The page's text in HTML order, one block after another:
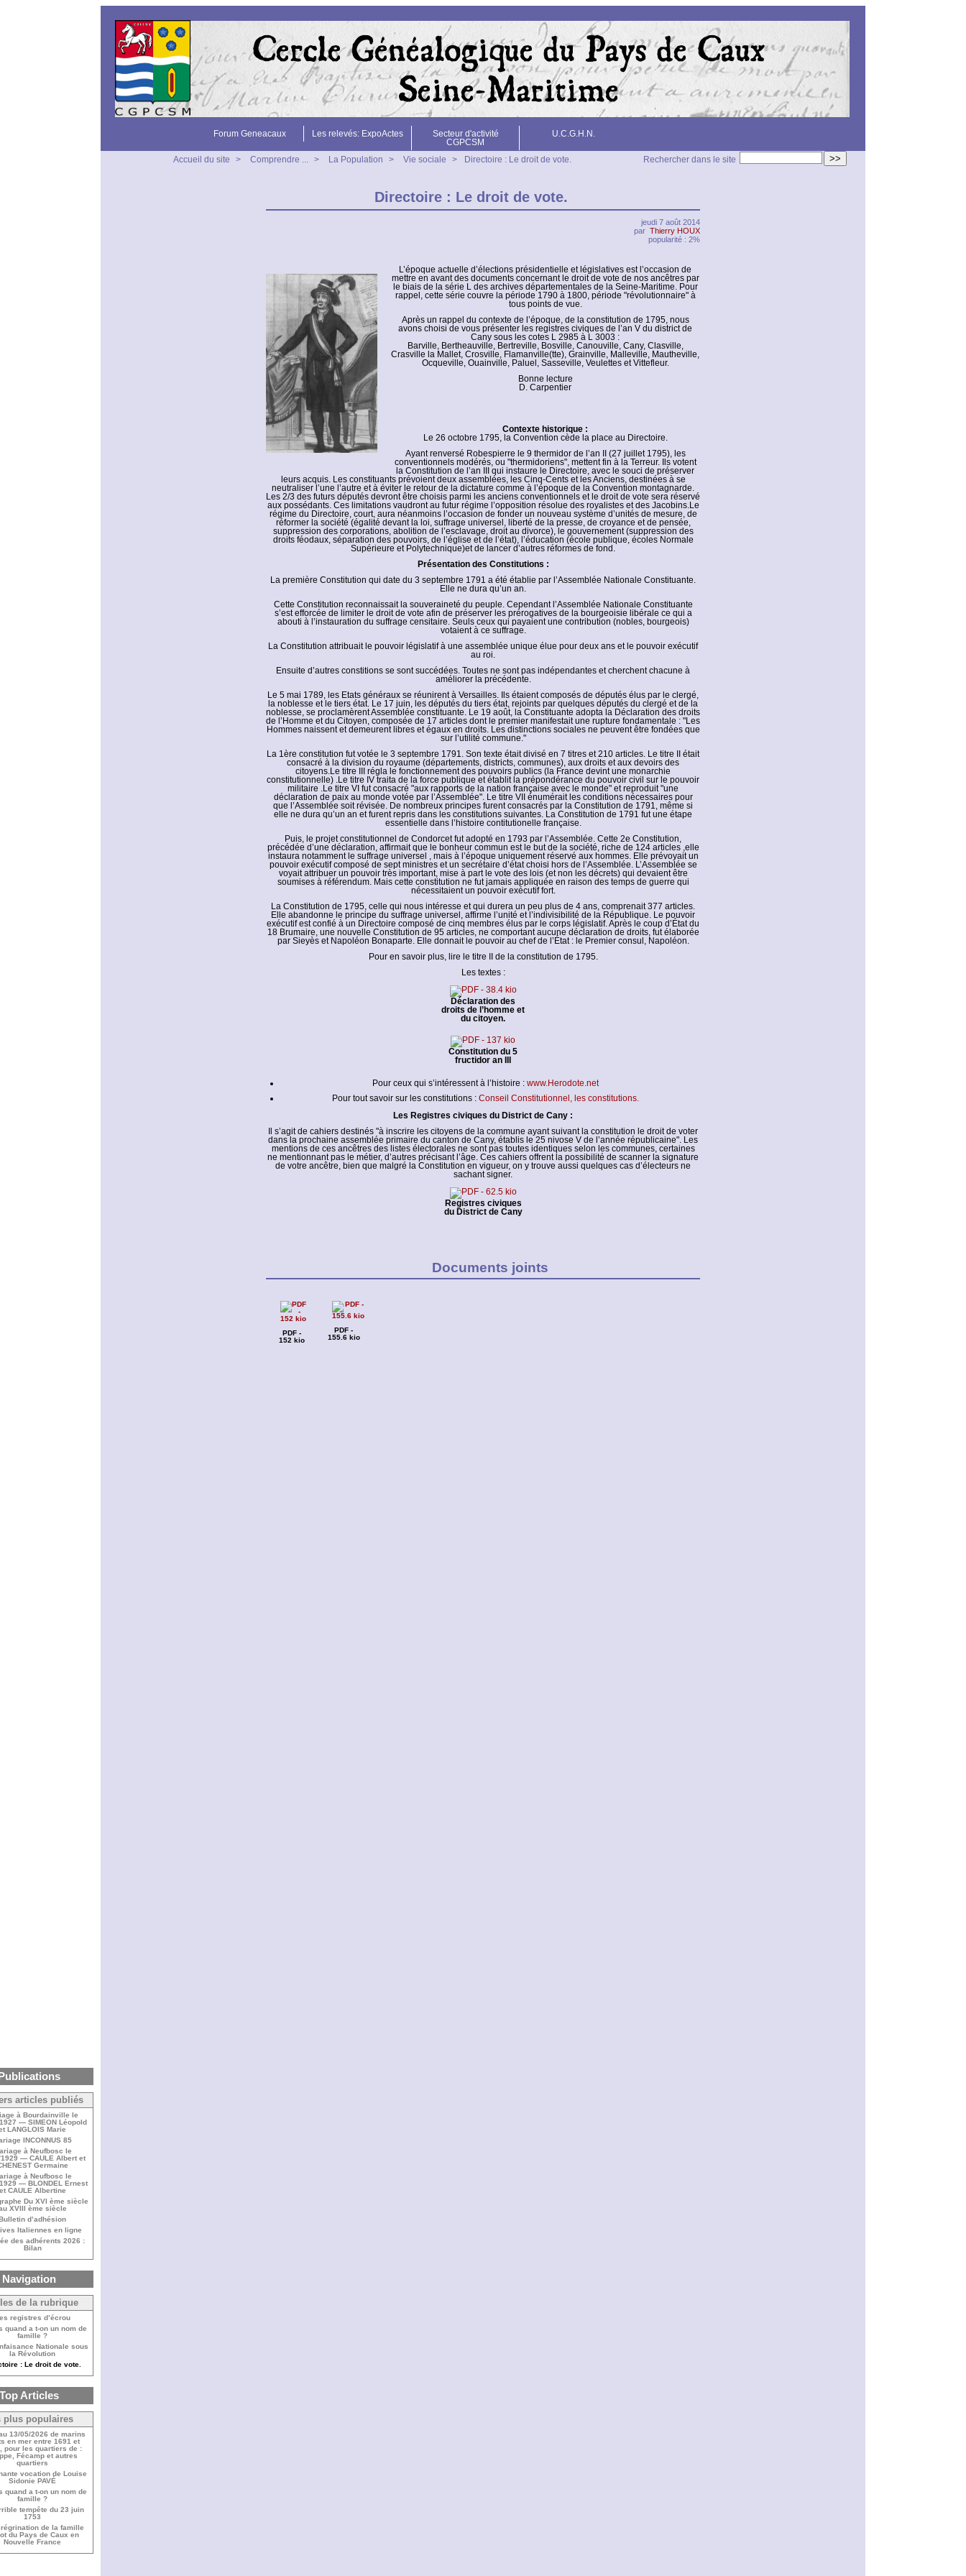
Forum Geneacaux Les relevés: ExpoActes
Secteur d'activité
CGPCSM
U.C.G.H.N.
>>
Rechercher dans le site
Accueil du site > Comprendre ... > La Population > Vie sociale > Directoire : Le droit de vote.
Directoire : Le droit de vote.
jeudi 7 août 2014
par Thierry HOUX
popularité : 2%
L’époque actuelle d’élections présidentielle et législatives est l’occasion de
mettre en avant des documents concernant le droit de vote de nos ancêtres par
le biais de la série L des archives départementales de la Seine-Maritime. Pour
rappel, cette série couvre la période 1790 à 1800, période "révolutionnaire" à
tous points de vue.
Après un rappel du contexte de l’époque, de la constitution de 1795, nous
avons choisi de vous présenter les registres civiques de l’an V du district de
Cany sous les cotes L 2985 à L 3003 :
Barville, Bertheauville, Bertreville, Bosville, Canouville, Cany, Clasville,
Crasville la Mallet, Crosville, Flamanville(tte), Grainville, Malleville, Mautheville,
Ocqueville, Ouainville, Paluel, Sasseville, Veulettes et Vittefleur.
Bonne lecture
D. Carpentier
Contexte historique :
Le 26 octobre 1795, la Convention cède la place au Directoire.
Ayant renversé Robespierre le 9 thermidor de l’an II (27 juillet 1795), les
conventionnels modérés, ou "thermidoriens", mettent fin à la Terreur. Ils votent
la Constitution de l’an III qui instaure le Directoire, avec le souci de préserver
leurs acquis. Les constituants prévoient deux assemblées, les Cinq-Cents et les Anciens, destinées à se
neutraliser l’une l’autre et à éviter le retour de la dictature comme à l’époque de la Convention montagnarde.
Les 2/3 des futurs députés devront être choisis parmi les anciens conventionnels et le droit de vote sera réservé
aux possédants. Ces limitations vaudront au futur régime l’opposition résolue des royalistes et des Jacobins.Le
régime du Directoire, court, aura néanmoins l’occasion de fonder un nouveau système d’unités de mesure, de
réformer la société (égalité devant la loi, suffrage universel, liberté de la presse, de croyance et de pensée,
suppression des corporations, abolition de l’esclavage, droit au divorce), le gouvernement (suppression des
droits féodaux, séparation des pouvoirs, de l’église et de l’état), l’éducation (école publique, écoles Normale
Supérieure et Polytechnique)et de lancer d’autres réformes de fond.
Présentation des Constitutions :
La première Constitution qui date du 3 septembre 1791 a été établie par l’Assemblée Nationale Constituante.
Elle ne dura qu’un an.
Cette Constitution reconnaissait la souveraineté du peuple. Cependant l’Assemblée Nationale Constituante
s’est efforcée de limiter le droit de vote afin de préserver les prérogatives de la bourgeoisie libérale ce qui a
abouti à l’instauration du suffrage censitaire. Seuls ceux qui payaient une contribution (nobles, bourgeois)
votaient à ce suffrage.
La Constitution attribuait le pouvoir législatif à une assemblée unique élue pour deux ans et le pouvoir exécutif
au roi.
Ensuite d’autres constitions se sont succédées. Toutes ne sont pas indépendantes et cherchent chacune à
améliorer la précédente.
Le 5 mai 1789, les Etats généraux se réunirent à Versailles. Ils étaient composés de députés élus par le clergé,
la noblesse et le tiers état. Le 17 juin, les députés du tiers état, rejoints par quelques députés du clergé et de la
noblesse, se proclamèrent Assemblée constituante. Le 19 août, la Constituante adopta la Déclaration des droits
de l’Homme et du Citoyen, composée de 17 articles dont le premier manifestait une rupture fondamentale : "Les
Hommes naissent et demeurent libres et égaux en droits. Les distinctions sociales ne peuvent être fondées que
sur l’utilité commune."
La 1ère constitution fut votée le 3 septembre 1791. Son texte était divisé en 7 titres et 210 articles. Le titre II était
consacré à la division du royaume (départements, districts, communes), aux droits et aux devoirs des
citoyens.Le titre III régla le fonctionnement des pouvoirs publics (la France devint une monarchie
constitutionnelle) .Le titre IV traita de la force publique et établit la prépondérance du pouvoir civil sur le pouvoir
militaire .Le titre VI fut consacré "aux rapports de la nation française avec le monde" et reproduit "une
déclaration de paix au monde votée par l’Assemblée". Le titre VII énumérait les conditions nécessaires pour
que l’Assemblée soit révisée. De nombreux principes furent consacrés par la Constitution de 1791, même si
elle ne dura qu’un an et furent repris dans les constitutions suivantes. La Constitution de 1791 fut une étape
essentielle dans l’histoire contitutionelle française.
Puis, le projet constitutionnel de Condorcet fut adopté en 1793 par l’Assemblée. Cette 2e Constitution,
précédée d’une déclaration, affirmait que le bonheur commun est le but de la société, riche de 124 articles ,elle
instaura notamment le suffrage universel , mais à l’époque uniquement réservé aux hommes. Elle prévoyait un
pouvoir exécutif composé de sept ministres et un secrétaire d’état choisi hors de l’Assemblée. L’Assemblée se
voyait attribuer un pouvoir très important, mise à part le vote des lois (et non les décrets) qui devaient être
soumises à référendum. Mais cette constitution ne fut jamais appliquée en raison des temps de guerre qui
nécessitaient un pouvoir exécutif fort.
La Constitution de 1795, celle qui nous intéresse et qui durera un peu plus de 4 ans, comprenait 377 articles.
Elle abandonne le principe du suffrage universel, affirme l’unité et l’indivisibilité de la République. Le pouvoir
exécutif est confié à un Directoire composé de cinq membres élus par le corps législatif. Après le coup d’État du
18 Brumaire, une nouvelle Constitution de 95 articles, ne comportant aucune déclaration de droits, fut élaborée
par Sieyès et Napoléon Bonaparte. Elle donnait le pouvoir au chef de l’État : le Premier consul, Napoléon.
Pour en savoir plus, lire le titre II de la constitution de 1795.
Les textes :
Déclaration des
droits de l’homme et
du citoyen.
Constitution du 5
fructidor an III
Pour ceux qui s’intéressent à l’histoire : www.Herodote.net
Pour tout savoir sur les constitutions : Conseil Constitutionnel, les constitutions.
Les Registres civiques du District de Cany :
Il s’agit de cahiers destinés "à inscrire les citoyens de la commune ayant suivant la constitution le droit de voter
dans la prochaine assemblée primaire du canton de Cany, établis le 25 nivose V de l’année républicaine". Les
mentions de ces ancêtres des listes électorales ne sont pas toutes identiques selon les communes, certaines
ne mentionnant pas le métier, d’autres précisant l’âge. Ces cahiers offrent la possibilité de scanner la signature
de votre ancêtre, bien que malgré la Constitution en vigueur, on y trouve aussi quelques cas d’électeurs ne
sachant signer.
Registres civiques
du District de Cany
Documents joints
PDF -
152 kio
PDF -
155.6 kio
articles publiés
à Bourdainville le
— SIMEON Léopold
LANGLOIS Marie
INCONNUS 85
à Neufbosc le
— CAULE Albert et
Germaine
à Neufbosc le
— BLONDEL Ernest
CAULE Albertine
Du XVI ème siècle
XVIII ème siècle
d’adhésion
Italiennes en ligne
des adhérents 2026 :
Bilan
Navigation
de la rubrique
registres d’écrou
quand a t-on un nom de
famille ?
Nationale sous
la Révolution
: Le droit de vote.
Articles
plus populaires
13/05/2026 de marins
en mer entre 1691 et
pour les quartiers de :
Fécamp et autres
quartiers
vocation de Louise
Sidonie PAVÉ
quand a t-on un nom de
famille ?
tempête du 23 juin
1753
de la famille
du Pays de Caux en
Nouvelle France